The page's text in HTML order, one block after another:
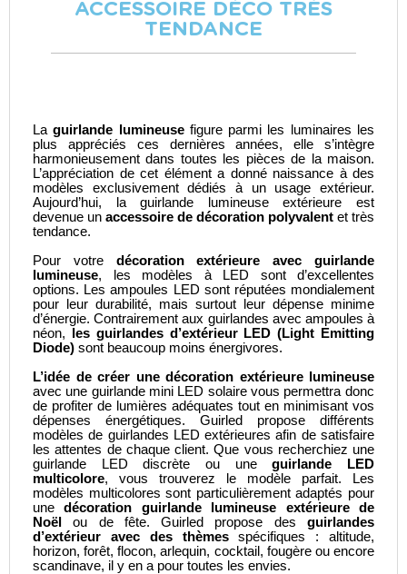
ACCESSOIRE DÉCO TRÈS
TENDANCE
Laguirlande lumineusefigure parmi les luminaires les
plus appréciés ces dernières années, elle s’intègre
harmonieusement dans toutes les pièces de la maison.
L’appréciation de cet élément a donné naissance à des
modèles exclusivement dédiés à un usage extérieur.
Aujourd’hui, la guirlande lumineuse extérieure est
devenue un accessoire de décoration polyvalent et très
tendance.
Pour votre décoration extérieure avec guirlande
lumineuse, les modèles à LED sont d’excellentes
options. Les ampoules LED sont réputées mondialement
pour leur durabilité, mais surtout leur dépense minime
d’énergie. Contrairement aux guirlandes avec ampoules à
néon,
les guirlandes d’extérieur LED (Light Emitting
Diode) sont beaucoup moins énergivores.
L’idée de créer une décoration extérieure lumineuse
avec une guirlande mini LED solairevous permettra donc
de profiter de lumières adéquates tout en minimisant vos
dépenses énergétiques. Guirled propose différents
modèles de guirlandes LED extérieures afin de satisfaire
les attentes de chaque client. Que vous recherchiez une
guirlande LED discrète ou uneguirlande LED
multicolore, vous trouverez le modèle parfait. Les
modèles multicolores sont particulièrement adaptés pour
unedécoration guirlande lumineuse extérieure de
Noël
ou de fête. Guirled propose des guirlandes
d’extérieur avec des thèmesspécifiques : altitude,
horizon, forêt, flocon, arlequin, cocktail, fougère ou encore
scandinave, il y en a pour toutes les envies.